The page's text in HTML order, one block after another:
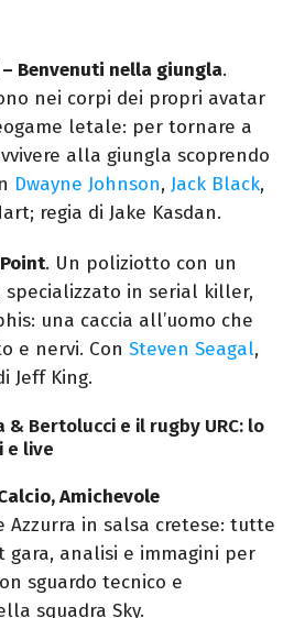
Benvenuti nella giungla.
nei corpi dei propri avatar
letale: per tornare a
alla giungla scoprendo
Dwayne Johnson, Jack Black,
regia di Jake Kasdan.
. Un poliziotto con un
in serial killer,
una caccia all’uomo che
e nervi. Con Steven Seagal,
Jeff King.
Bertolucci e il rugby URC: lo
e live
Amichevole
Azzurra in salsa cretese: tutte
analisi e immagini per
sguardo tecnico e
squadra Sky.